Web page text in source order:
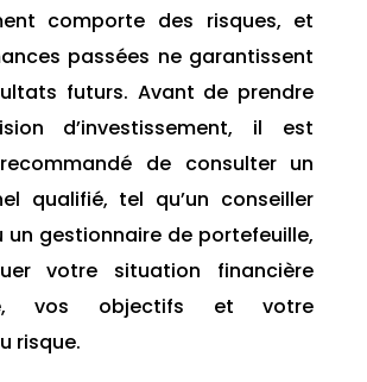
comporte des risques, et
passées ne garantissent
futurs. Avant de prendre
d’investissement, il est
de consulter un
qualifié, tel qu’un conseiller
un gestionnaire de portefeuille,
votre situation financière
vos objectifs et votre
risque.